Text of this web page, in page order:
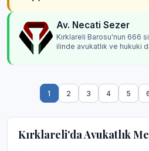
Av. Necati Sezer
Kırklareli Barosu'nun 666
ilinde avukatlık ve hukuki
1 2 3 4 5
Kırklareli'da Avukatlık